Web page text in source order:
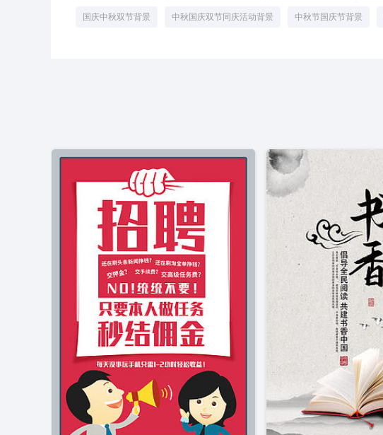
国庆中秋双节背景 中秋国庆双节同庆活动背景 中秋节国庆节背景